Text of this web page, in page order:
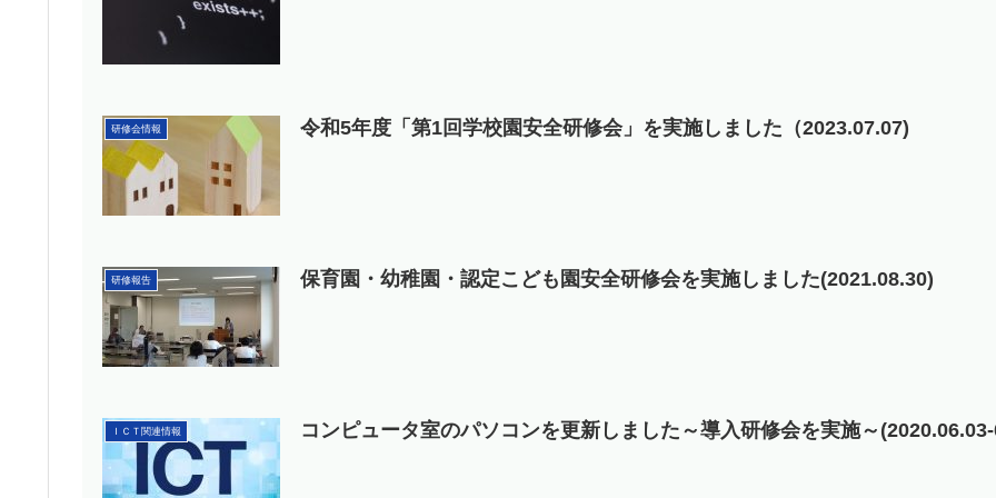
研修会情報 令和5年度「第1回学校園安全研修会」を実施しました（2023.07.07)
研修報告 保育園・幼稚園・認定こども園安全研修会を実施しました(2021.08.30)
ＩＣＴ関連情報 コンピュータ室のパソコンを更新しました～導入研修会を実施～